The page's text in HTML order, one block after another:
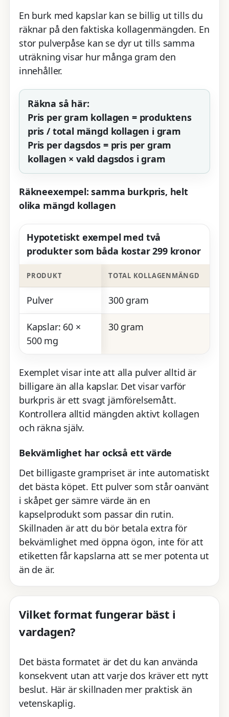
En burk med kapslar kan se billig ut tills du
räknar på den faktiska kollagenmängden. En
stor pulverpåse kan se dyr ut tills samma
uträkning visar hur många gram den
innehåller.
Räkna så här:
Pris per gram kollagen = produktens
pris / total mängd kollagen i gram
Pris per dagsdos = pris per gram
kollagen × vald dagsdos i gram
Räkneexempel: samma burkpris, helt
olika mängd kollagen
Hypotetiskt exempel med två
produkter som båda kostar 299 kronor
PRODUKT TOTAL KOLLAGENMÄNGD
Pulver 300 gram
Kapslar: 60 ×
500 mg
30 gram
Exemplet visar inte att alla pulver alltid är
billigare än alla kapslar. Det visar varför
burkpris är ett svagt jämförelsemått.
Kontrollera alltid mängden aktivt kollagen
och räkna själv.
Bekvämlighet har också ett värde
Det billigaste grampriset är inte automatiskt
det bästa köpet. Ett pulver som står oanvänt
i skåpet ger sämre värde än en
kapselprodukt som passar din rutin.
Skillnaden är att du bör betala extra för
bekvämlighet med öppna ögon, inte för att
etiketten får kapslarna att se mer potenta ut
än de är.
Vilket format fungerar bäst i
vardagen?
Det bästa formatet är det du kan använda
konsekvent utan att varje dos kräver ett nytt
beslut. Här är skillnaden mer praktisk än
vetenskaplig.